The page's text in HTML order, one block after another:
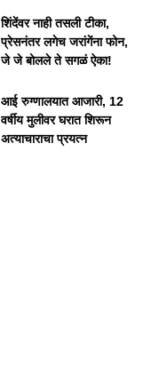
शिंदेंवर नाही तसली टीका,
प्रेसनंतर लगेच जरांगेंना फोन,
जे जे बोलले ते सगळं ऐका!
आई रुग्णालयात आजारी, 12
वर्षीय मुलीवर घरात शिरून
अत्याचाराचा प्रयत्न